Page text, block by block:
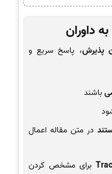
داوران
پذیرش، پاسخ سریع و
باشند
در متن مقاله اعمال
برای مشخص کردن